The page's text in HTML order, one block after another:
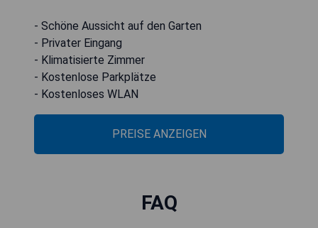
- Schöne Aussicht auf den Garten
- Privater Eingang
- Klimatisierte Zimmer
- Kostenlose Parkplätze
- Kostenloses WLAN
PREISE ANZEIGEN
FAQ